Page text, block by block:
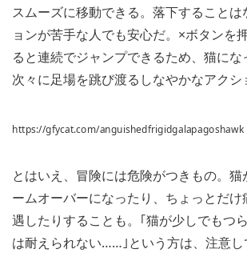
スムーズに移動できる。落下すること
ョンが苦手な人でも安心だ。×ボタンを
ると連続でジャンプできるため、猫に
次々に足場を跳び渡るしなやかなアクシ
https://gfycat.com/anguishedfrigidgalapagoshawk
とはいえ、冒険には危険がつきもの。
ームオーバーになったり、ちょっとだ
遇したりすることも。｢猫が少しでもつ
は耐えられない……｣という方は、注意し